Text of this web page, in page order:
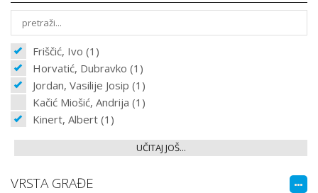
Friščić, Ivo (1)
Horvatić, Dubravko (1)
Jordan, Vasilije Josip (1)
Kačić Miošić, Andrija (1)
Kinert, Albert (1)
UČITAJ JOŠ...
VRSTA GRAĐE